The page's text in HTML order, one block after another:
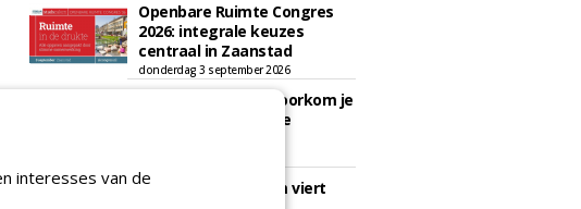
Openbare Ruimte Congres
2026: integrale keuzes
centraal in Zaanstad
donderdag 3 september 2026
Lunchwebinar: zo voorkom je
dat natuurinclusieve
Rooftop Symposium viert
interesses van de